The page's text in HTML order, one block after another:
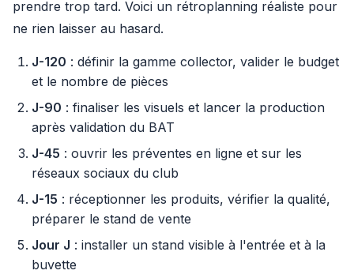
prendre trop tard. Voici un rétroplanning réaliste pour
ne rien laisser au hasard.
J-120 : définir la gamme collector, valider le budget
et le nombre de pièces
J-90 : finaliser les visuels et lancer la production
après validation du BAT
J-45 : ouvrir les préventes en ligne et sur les
réseaux sociaux du club
J-15 : réceptionner les produits, vérifier la qualité,
préparer le stand de vente
Jour J : installer un stand visible à l'entrée et à la
buvette